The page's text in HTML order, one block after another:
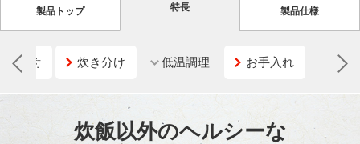
製品トップ 特長 製品仕様
飯技術 炊き分け 低温調理 お手入れ
炊飯以外のヘルシーな